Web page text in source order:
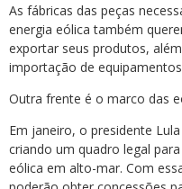
As fábricas das peças
energia eólica também
exportar seus produtos,
importação de
Outra frente é o marco das
Em janeiro, o presidente
criando um quadro legal
eólica em alto-mar. Com